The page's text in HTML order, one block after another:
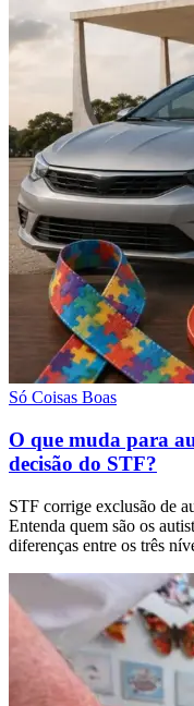
Só Coisas Boas
O que muda para
decisão do STF?
STF corrige exclusão de
Entenda quem são os
diferenças entre os três